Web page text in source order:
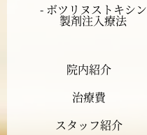
- ボツリヌストキシン
製剤注入療法
院内紹介
治療費
スタッフ紹介